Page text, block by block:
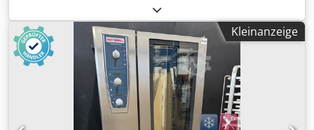
110 FÖRDERMENGE (m3/min): 20,9 DRUCK (bar): 8
Csdpjyaq Tgjfx Agmjrf
Kleinanzeige